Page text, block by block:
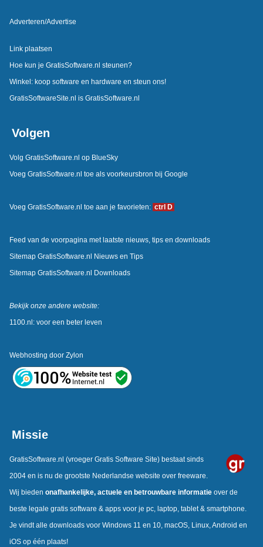
Adverteren/Advertise
Link plaatsen
Hoe kun je GratisSoftware.nl steunen?
Winkel: koop software en hardware en steun ons!
GratisSoftwareSite.nl is GratisSoftware.nl
Volgen
Volg GratisSoftware.nl op BlueSky
Voeg GratisSoftware.nl toe als voorkeursbron bij Google
Voeg GratisSoftware.nl toe aan je favorieten: ctrl D
Feed van de voorpagina met laatste nieuws, tips en downloads
Sitemap GratisSoftware.nl Nieuws en Tips
Sitemap GratisSoftware.nl Downloads
Bekijk onze andere website:
1100.nl: voor een beter leven
Webhosting door Zylon
Missie
GratisSoftware.nl (vroeger Gratis Software Site) bestaat sinds
2004 en is nu de grootste Nederlandse website over freeware.
Wij bieden onafhankelijke, actuele en betrouwbare informatieover de
beste legale gratis software & apps voor je pc, laptop, tablet & smartphone.
Je vindt alle downloads voor Windows 11 en 10, macOS, Linux, Android en
iOS op één plaats!